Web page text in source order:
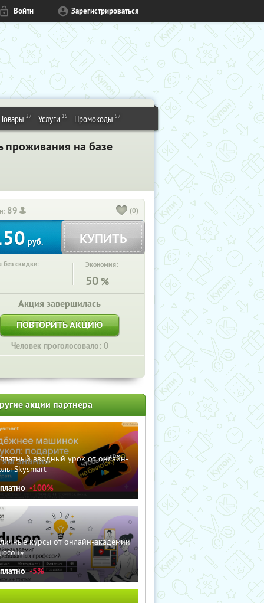
Войти Зарегистрироваться
Товары 27 Услуги 15 Промокоды 57
проживания на базе
89 (0)
руб. КУПИТЬ
без скидки: Экономия:
50 %
Акция завершилась
ПОВТОРИТЬ АКЦИЮ
Человек проголосовало: 0
акции партнера
вводный урок от онлайн-
Skysmart
-100%
курсы от онлайн-академии
-5%